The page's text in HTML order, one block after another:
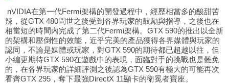
nVIDIA在第一代Fermi架構的開發過程中，經歷相當多的酸甜苦
辣，從GTX 480問世之後受到各界玩家的鼓勵與指導，之後也在
相當短的時間內完成了第二代Fermi架構。GTX 590的推出以全新
的架構和壓倒性的效能，近乎完美的產品獲得各界媒體與玩家的
認同，不論是媒體或玩家，對GTX 590的期待都已超越以往，但
小編更期待GTX 590在遊戲中的表現，面臨對手的挑戰也是難免
的，在各界玩家的詳細評測之後認為GTX 590有極大的可能再次
看齊GTX 295，奪下最強DirectX 11顯卡的衛冕者寶座。